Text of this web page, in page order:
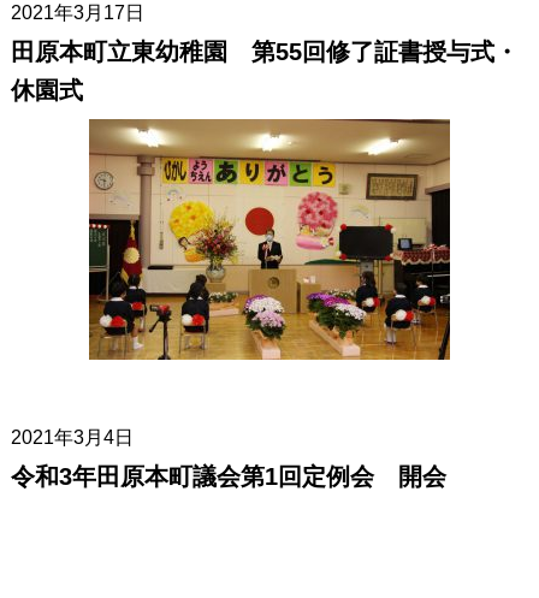
2021年3月17日
田原本町立東幼稚園 第55回修了証書授与式・
休園式
2021年3月4日
令和3年田原本町議会第1回定例会 開会